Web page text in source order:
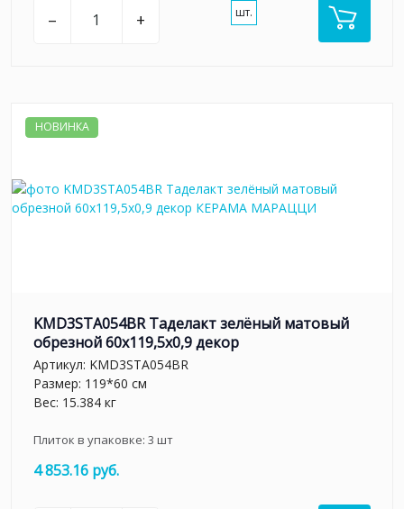
– + шт.
НОВИНКА
KMD3STA054BR Таделакт зелёный матовый
обрезной 60x119,5x0,9 декор
Артикул: KMD3STA054BR
Размер: 119*60 см
Вес: 15.384 кг
Плиток в упаковке: 3 шт
4 853.16 руб.